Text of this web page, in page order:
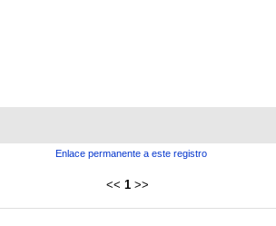
Enlace permanente a este registro
<< 1 >>